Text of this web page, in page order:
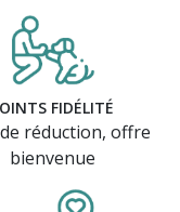
FIDÉLITÉ
réduction, offre
bienvenue